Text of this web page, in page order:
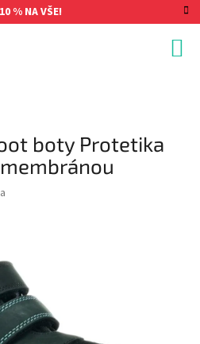
% NA VŠE!
boty Protetika